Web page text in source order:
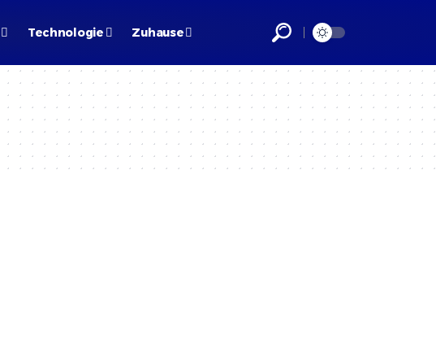
Technologie Zuhause